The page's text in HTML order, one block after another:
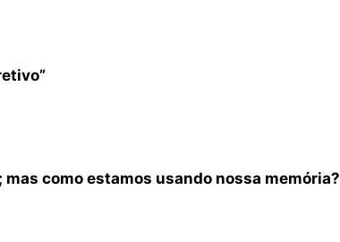
como estamos usando nossa memória?